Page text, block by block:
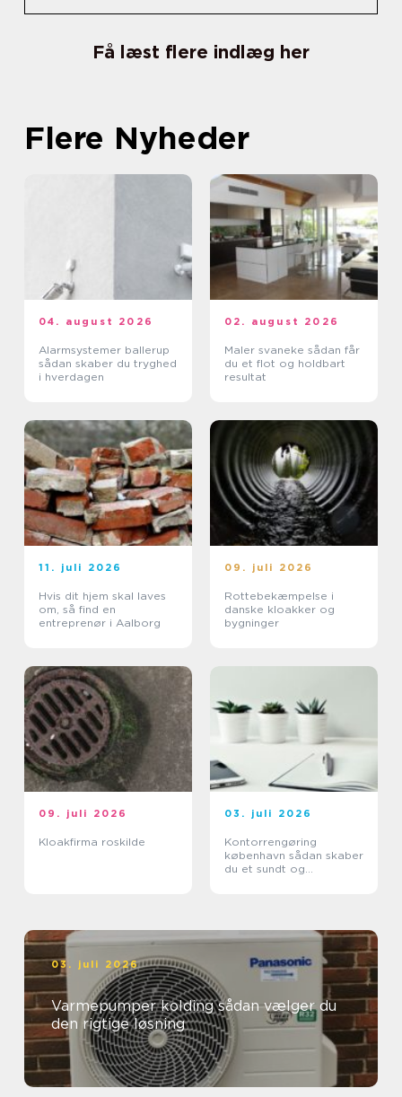
Få læst flere indlæg her
Flere Nyheder
04. august 2026
Alarmsystemer ballerup
sådan skaber du tryghed
i hverdagen
02. august 2026
Maler svaneke sådan får
du et flot og holdbart
resultat
11. juli 2026
Hvis dit hjem skal laves
om, så find en
entreprenør i Aalborg
09. juli 2026
Rottebekæmpelse i
danske kloakker og
bygninger
09. juli 2026
Kloakfirma roskilde
03. juli 2026
Kontorrengøring
københavn sådan skaber
du et sundt og
03. juli 2026
Varmepumper kolding sådan vælger du
den rigtige løsning